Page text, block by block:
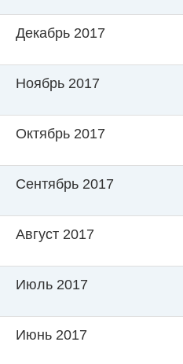
Декабрь 2017
Ноябрь 2017
Октябрь 2017
Сентябрь 2017
Август 2017
Июль 2017
Июнь 2017